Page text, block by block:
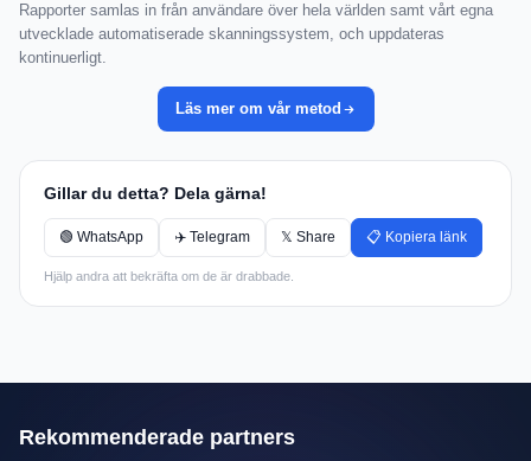
Rapporter samlas in från användare över hela världen samt vårt egna
utvecklade automatiserade skanningssystem, och uppdateras
kontinuerligt.
Läs mer om vår metod
Gillar du detta? Dela gärna!
🟢 WhatsApp ✈️ Telegram 𝕏 Share 📋 Kopiera länk
Hjälp andra att bekräfta om de är drabbade.
Rekommenderade partners